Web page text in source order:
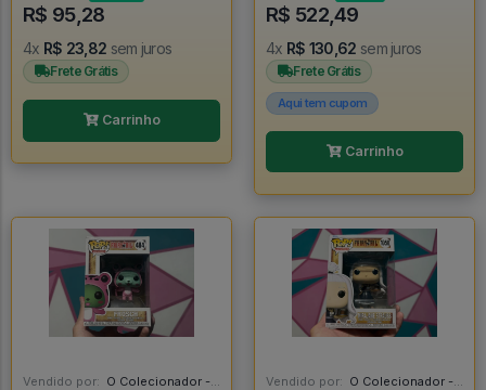
R$ 95,28
4x R$ 23,82 sem juros
Frete Grátis
Carrinho
R$ 522,49
4x R$ 130,62 sem juros
Frete Grátis
Aqui tem cupom
Carrinho
Vendido por: O Colecionador - SP Vendido por: O Colecionador - SP